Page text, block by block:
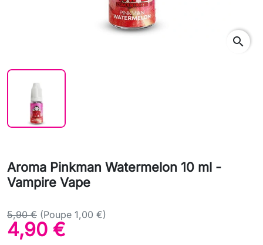
search
Aroma Pinkman Watermelon 10 ml -
Vampire Vape
5,90 € (Poupe 1,00 €)
4,90 €